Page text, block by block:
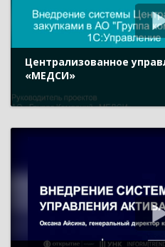
Централизованное
«МЕДСИ»